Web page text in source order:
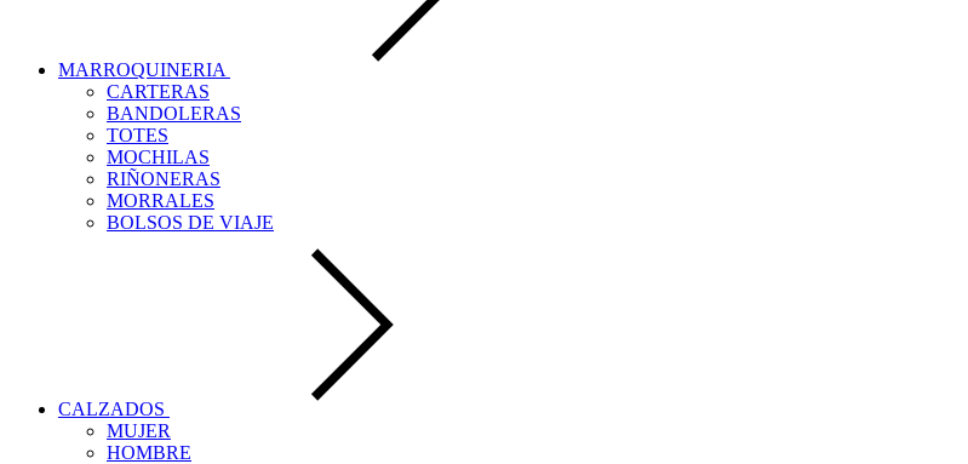
MARROQUINERIA
CARTERAS
BANDOLERAS
TOTES
MOCHILAS
RIÑONERAS
MORRALES
BOLSOS DE VIAJE
CALZADOS
MUJER
HOMBRE